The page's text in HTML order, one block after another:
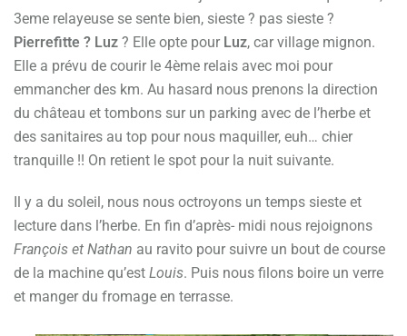
3eme relayeuse se sente bien, sieste ? pas sieste ?
Pierrefitte ? Luz ? Elle opte pour Luz, car village mignon.
Elle a prévu de courir le 4ème relais avec moi pour
emmancher des km. Au hasard nous prenons la direction
du château et tombons sur un parking avec de l’herbe et
des sanitaires au top pour nous maquiller, euh… chier
tranquille !! On retient le spot pour la nuit suivante.
Il y a du soleil, nous nous octroyons un temps sieste et
lecture dans l’herbe. En fin d’après- midi nous rejoignons
François et Nathan au ravito pour suivre un bout de course
de la machine qu’est Louis. Puis nous filons boire un verre
et manger du fromage en terrasse.